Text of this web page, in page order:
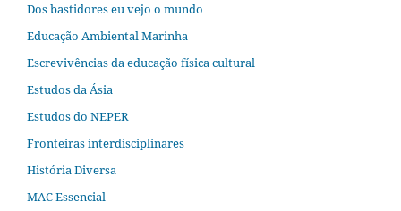
Dos bastidores eu vejo o mundo
Educação Ambiental Marinha
Escrevivências da educação física cultural
Estudos da Ásia​
Estudos do NEPER
Fronteiras interdisciplinares
História Diversa
MAC Essencial